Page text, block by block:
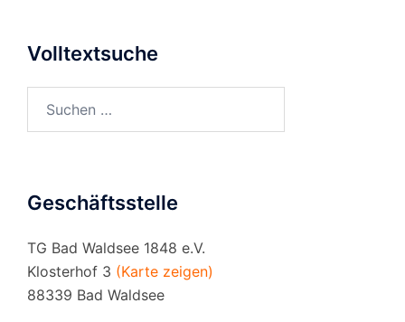
Volltextsuche
nach:
Geschäftsstelle
TG Bad Waldsee 1848 e.V.
Klosterhof 3 (Karte zeigen)
88339 Bad Waldsee